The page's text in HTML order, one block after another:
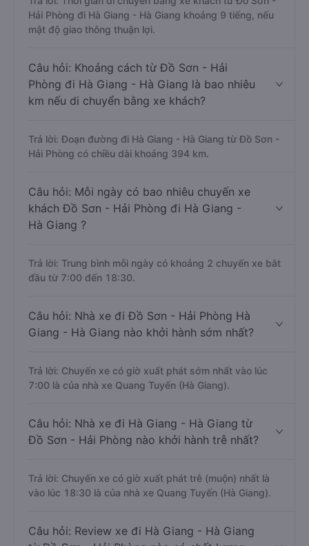
Hải Phòng đi Hà Giang - Hà Giang khoảng 9 tiếng, nếu
mật độ giao thông thuận lợi.
Câu hỏi: Khoảng cách từ Đồ Sơn - Hải
Phòng đi Hà Giang - Hà Giang là bao nhiêu
km nếu di chuyển bằng xe khách?
Trả lời: Đoạn đường đi Hà Giang - Hà Giang từ Đồ Sơn -
Hải Phòng có chiều dài khoảng 394 km.
Câu hỏi: Mỗi ngày có bao nhiêu chuyến xe
khách Đồ Sơn - Hải Phòng đi Hà Giang -
Hà Giang ?
Trả lời: Trung bình mỗi ngày có khoảng 2 chuyến xe bắt
đầu từ 7:00 đến 18:30.
Câu hỏi: Nhà xe đi Đồ Sơn - Hải Phòng Hà
Giang - Hà Giang nào khởi hành sớm nhất?
Trả lời: Chuyến xe có giờ xuất phát sớm nhất vào lúc
7:00 là của nhà xe Quang Tuyến (Hà Giang).
Câu hỏi: Nhà xe đi Hà Giang - Hà Giang từ
Đồ Sơn - Hải Phòng nào khởi hành trễ nhất?
Trả lời: Chuyến xe có giờ xuất phát trễ (muộn) nhất là
vào lúc 18:30 là của nhà xe Quang Tuyến (Hà Giang).
Câu hỏi: Review xe đi Hà Giang - Hà Giang